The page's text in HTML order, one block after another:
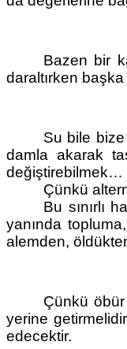
Bazen bir
daraltırken
Su bile bize
damla akarak
değiştirebilmek…
Çünkü
Bu sınırlı
yanında
alemden,
Çünkü
yerine
edecektir.